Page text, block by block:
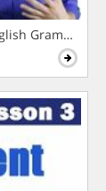
Grammar